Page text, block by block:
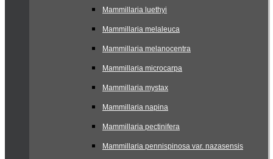
Mammillaria luethyi
Mammillaria melaleuca
Mammillaria melanocentra
Mammillaria microcarpa
Mammillaria mystax
Mammillaria napina
Mammillaria pectinifera
Mammillaria pennispinosa var. nazasensis